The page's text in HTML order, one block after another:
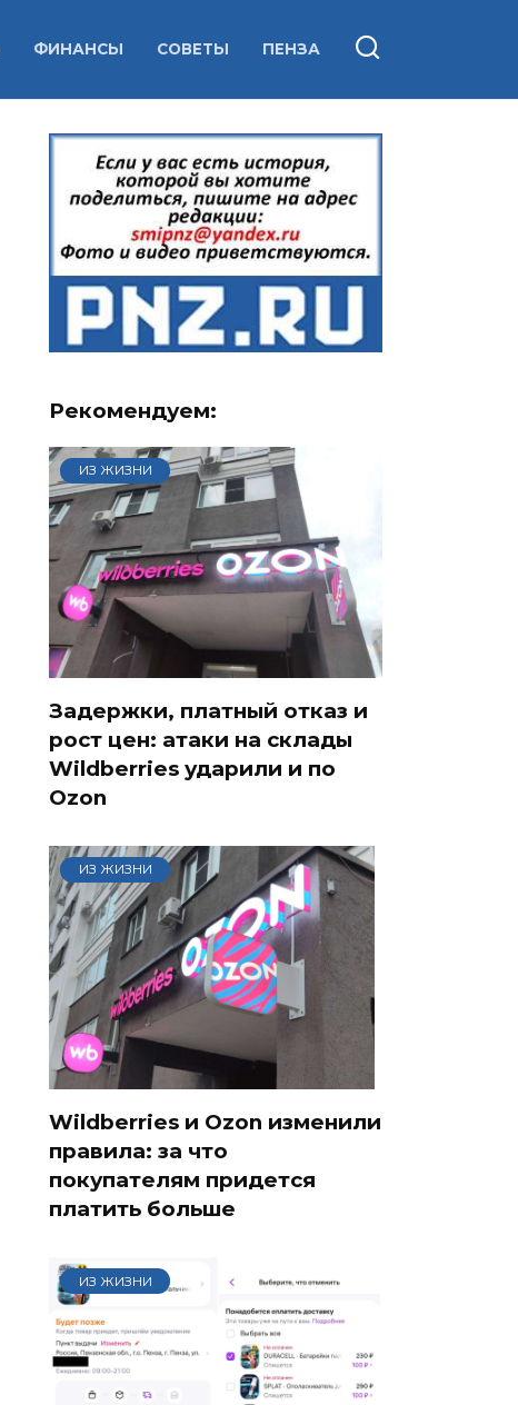
ФИНАНСЫ СОВЕТЫ ПЕНЗА
Рекомендуем:
ИЗ ЖИЗНИ
Задержки, платный отказ и
рост цен: атаки на склады
Wildberries ударили и по
Ozon
ИЗ ЖИЗНИ
Wildberries и Ozon изменили
правила: за что
покупателям придется
платить больше
ИЗ ЖИЗНИ